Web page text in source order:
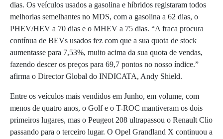
dias. Os veículos usados a gasolina e híbridos registaram todos
melhorias semelhantes no MDS, com a gasolina a 62 dias, o
PHEV/HEV a 70 dias e o MHEV a 75 dias. “A fraca procura
contínua de BEVs usados fez com que a sua quota de stock
aumentasse para 7,53%, muito acima da sua quota de vendas,
fazendo descer os preços para 69,7 pontos no nosso índice.”
afirma o Director Global do INDICATA, Andy Shield.
Entre os veículos mais vendidos em Junho, em volume, com
menos de quatro anos, o Golf e o T-ROC mantiveram os dois
primeiros lugares, mas o Peugeot 208 ultrapassou o Renault Clio
passando para o terceiro lugar. O Opel Grandland X continuou a